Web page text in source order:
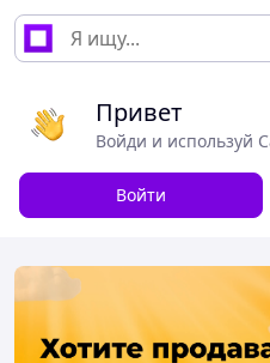
Привет
Войди и используй
Войти